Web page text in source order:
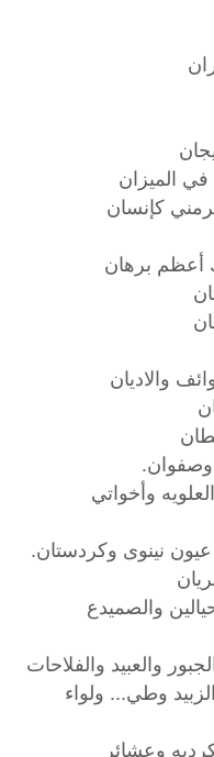
الميزان
كإنسان
أعظم برهان
والاديان
وأخواتي
نينوى وكردستان.
والصميدع
والعبيد والفلاحات
وطي... ولواء
وعشائر